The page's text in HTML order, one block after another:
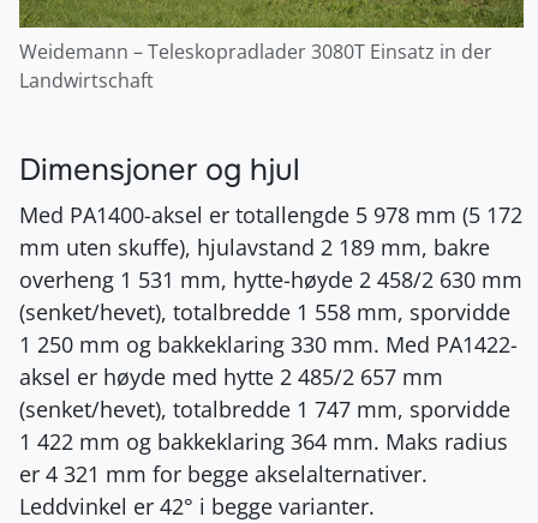
Weidemann – Teleskopradlader 3080T Einsatz in der
Landwirtschaft
Dimensjoner og hjul
Med PA1400-aksel er totallengde 5 978 mm (5 172
mm uten skuffe), hjulavstand 2 189 mm, bakre
overheng 1 531 mm, hytte-høyde 2 458/2 630 mm
(senket/hevet), totalbredde 1 558 mm, sporvidde
1 250 mm og bakkeklaring 330 mm. Med PA1422-
aksel er høyde med hytte 2 485/2 657 mm
(senket/hevet), totalbredde 1 747 mm, sporvidde
1 422 mm og bakkeklaring 364 mm. Maks radius
er 4 321 mm for begge akselalternativer.
Leddvinkel er 42° i begge varianter.